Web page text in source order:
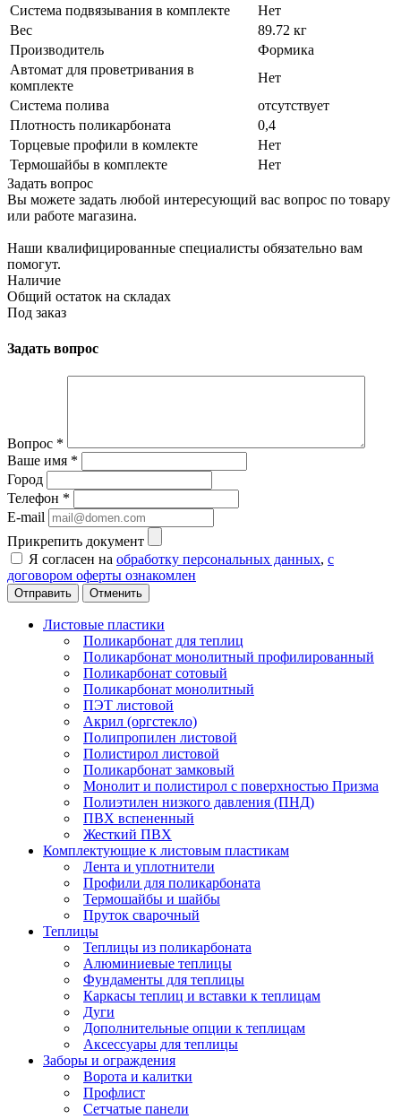
Система подвязывания в комплекте
Нет
Вес
89.72 кг
Производитель
Формика
Автомат для проветривания в
комплекте
Нет
Система полива
отсутствует
Плотность поликарбоната
0,4
Торцевые профили в комлекте
Нет
Термошайбы в комплекте
Нет
Задать вопрос
Вы можете задать любой интересующий вас вопрос по товару
или работе магазина.
Наши квалифицированные специалисты обязательно вам
помогут.
Наличие
Общий остаток на складах
Под заказ
Задать вопрос
Вопрос *
Ваше имя *
Город
Телефон *
E-mail
Прикрепить документ
Я согласен на обработку персональных данных, с
договором оферты ознакомлен
Отменить
Листовые пластики
Поликарбонат для теплиц
Поликарбонат монолитный профилированный
Поликарбонат сотовый
Поликарбонат монолитный
ПЭТ листовой
Акрил (оргстекло)
Полипропилен листовой
Полистирол листовой
Поликарбонат замковый
Монолит и полистирол с поверхностью Призма
Полиэтилен низкого давления (ПНД)
ПВХ вспененный
Жесткий ПВХ
Комплектующие к листовым пластикам
Лента и уплотнители
Профили для поликарбоната
Термошайбы и шайбы
Пруток сварочный
Теплицы
Теплицы из поликарбоната
Алюминиевые теплицы
Фундаменты для теплицы
Каркасы теплиц и вставки к теплицам
Дуги
Дополнительные опции к теплицам
Аксессуары для теплицы
Заборы и ограждения
Ворота и калитки
Профлист
Сетчатые панели